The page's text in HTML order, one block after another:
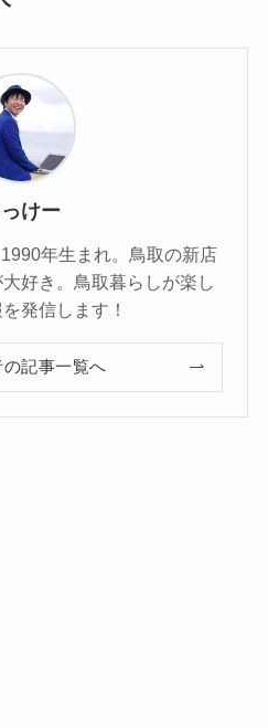
けー
年生まれ。鳥取の新店
好き。鳥取暮らしが楽し
発信します！
の記事一覧へ